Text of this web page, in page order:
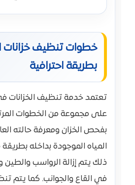
خطوات تنظيف خزانات
بطريقة احترافية
تعتمد خدمة تنظيف
على مجموعة من الخطوات
بفحص الخزان ومعرفة حالته
المياه الموجودة بداخله
ذلك يتم إزالة الرواسب والطين
في القاع والجوانب. كما يتم